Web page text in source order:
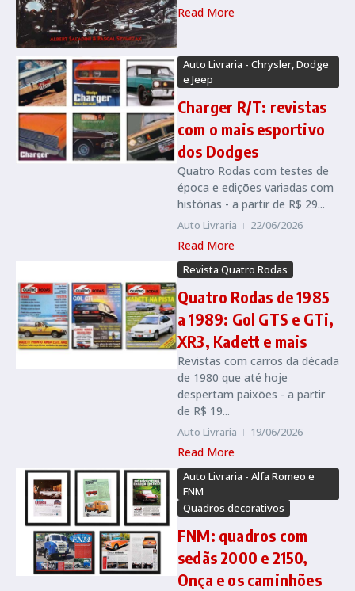
Read More
Auto Livraria - Chrysler, Dodge
e Jeep
Charger R/T: revistas
com o mais esportivo
dos Dodges
Quatro Rodas com testes de
época e edições variadas com
histórias - a partir de R$ 29...
Auto Livraria 22/06/2026
Read More
Revista Quatro Rodas
Quatro Rodas de 1985
a 1989: Gol GTS e GTi,
XR3, Kadett e mais
Revistas com carros da década
de 1980 que até hoje
despertam paixões - a partir
de R$ 19...
Auto Livraria 19/06/2026
Read More
Auto Livraria - Alfa Romeo e
FNM
Quadros decorativos
FNM: quadros com
sedãs 2000 e 2150,
Onça e os caminhões